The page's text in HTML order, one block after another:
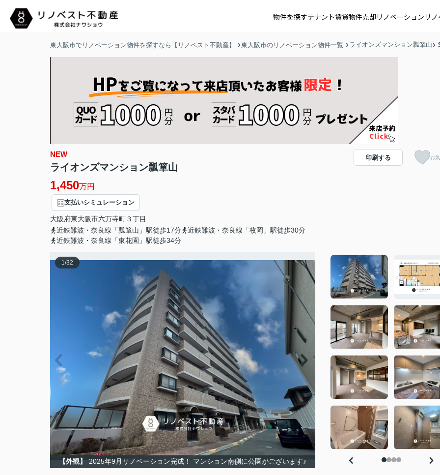
物件を探すテナント賃貸物件売却リノベーション リ
東大阪市でリノベーション物件を探すなら【リノベスト不動産】 東大阪市のリノベーション物件一覧 ライオンズマンション瓢箪山
NEW
ライオンズマンション瓢箪山
1,450万円
支払いシミュレーション
大阪府東大阪市六万寺町３丁目
近鉄難波・奈良線「瓢箪山」駅徒歩17分
近鉄難波・奈良線「枚岡」駅徒歩30分
近鉄難波・奈良線「東花園」駅徒歩34分
印刷する お
1/32
【外観】 2025年9月リノベーション完成！ マンション南側に公園がございます♪